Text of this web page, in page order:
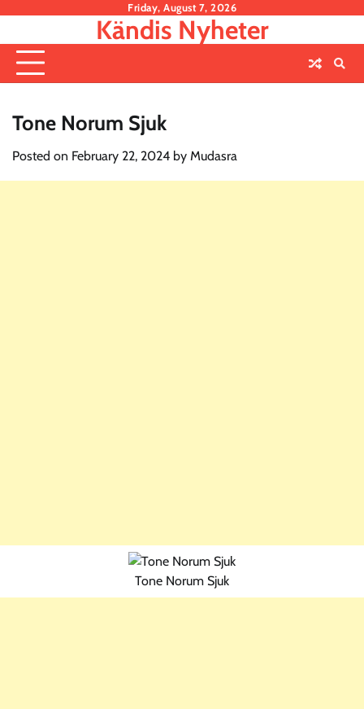
content
Friday, August 7, 2026
Kändis Nyheter
Tone Norum Sjuk
Posted on February 22, 2024 by Mudasra
Tone Norum Sjuk